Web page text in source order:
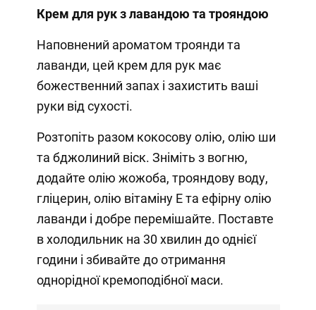
Крем для рук з лавандою та трояндою
Наповнений ароматом троянди та
лаванди, цей крем для рук має
божественний запах і захистить ваші
руки від сухості.
Розтопіть разом кокосову олію, олію ши
та бджолиний віск. Зніміть з вогню,
додайте олію жожоба, трояндову воду,
гліцерин, олію вітаміну Е та ефірну олію
лаванди і добре перемішайте. Поставте
в холодильник на 30 хвилин до однієї
години і збивайте до отримання
однорідної кремоподібної маси.